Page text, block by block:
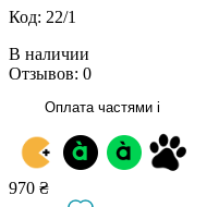
Код: 22/1
В наличии
Отзывов: 0
Оплата частями i
970 ₴